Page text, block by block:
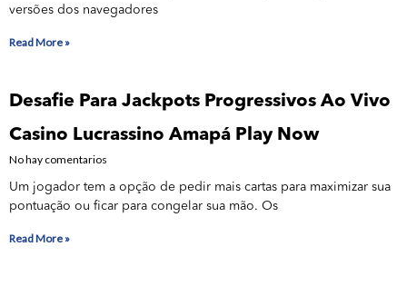
versões dos navegadores
Read More »
Desafie Para Jackpots Progressivos Ao Vivo
Casino Lucrassino Amapá Play Now
No hay comentarios
Um jogador tem a opção de pedir mais cartas para maximizar sua
pontuação ou ficar para congelar sua mão. Os
Read More »